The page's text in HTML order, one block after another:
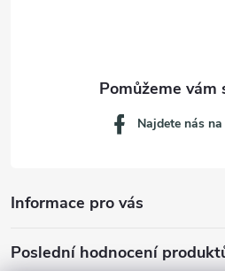
Informace pro vás
Najdete nás
Poslední hodnocení